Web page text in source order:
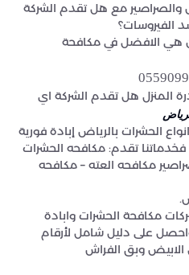
والصراصير مع هل تقدم الشركة
الفيروسات؟
هي الافضل في مكافحة
المنزل هل تقدم الشركة اي
الحشرات بالرياض إبادة فورية
تقدم: مكافحه الحشرات
مكافحه العته – مكافحه
مكافحة الحشرات وابادة
على دليل شامل لأرقام
الابيض وبق الفراش